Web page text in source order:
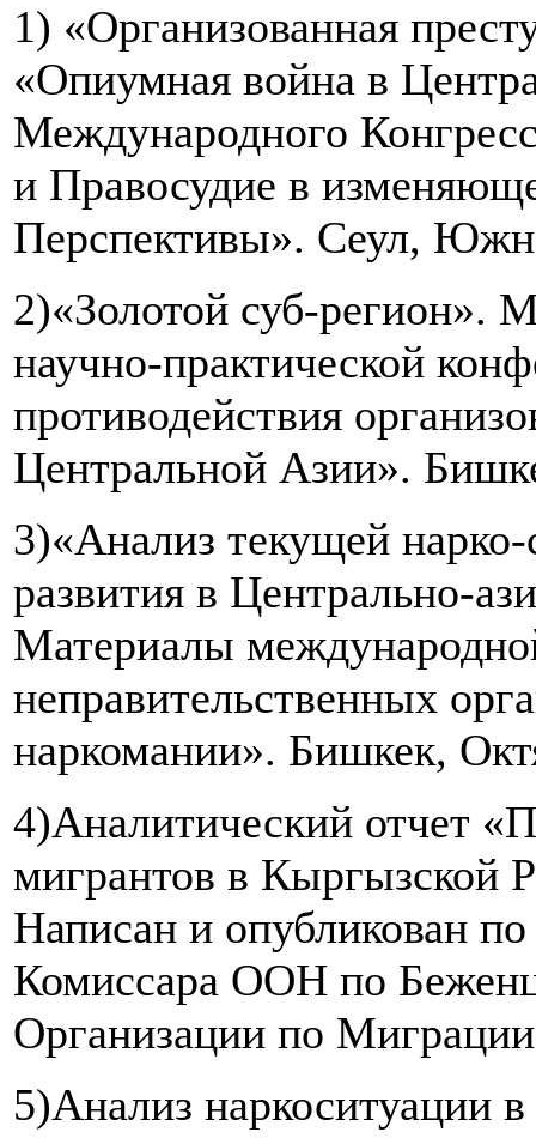
1) «Организованная
«Опиумная война в
Международного
и Правосудие в
Перспективы». Сеул,
2)«Золотой суб-регион».
научно-практической
противодействия
Центральной Азии».
3)«Анализ текущей
развития в Центрально-
Материалы
неправительственных
наркомании». Бишкек,
4)Аналитический отчет
мигрантов в Кыргызской
Написан и опубликован
Комиссара ООН по
Организации по
5)Анализ наркоситуации